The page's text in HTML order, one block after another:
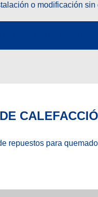
o modificación sin
repuestos para